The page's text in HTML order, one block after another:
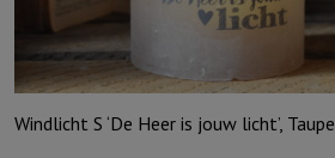
Windlicht S ‘De Heer is jouw licht’, Taupe